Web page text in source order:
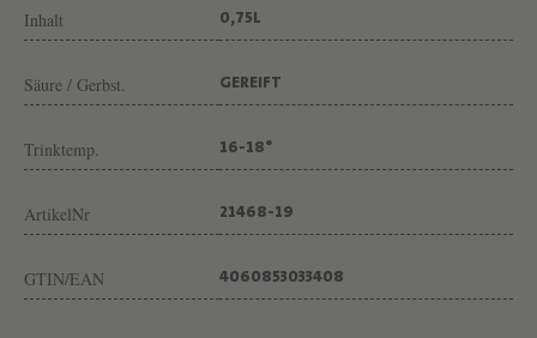
T
O
A
Inhalt 0,75L
Säure / Gerbst. GEREIFT
Trinktemp. 16-18°
ArtikelNr 21468-19
GTIN/EAN 4060853033408